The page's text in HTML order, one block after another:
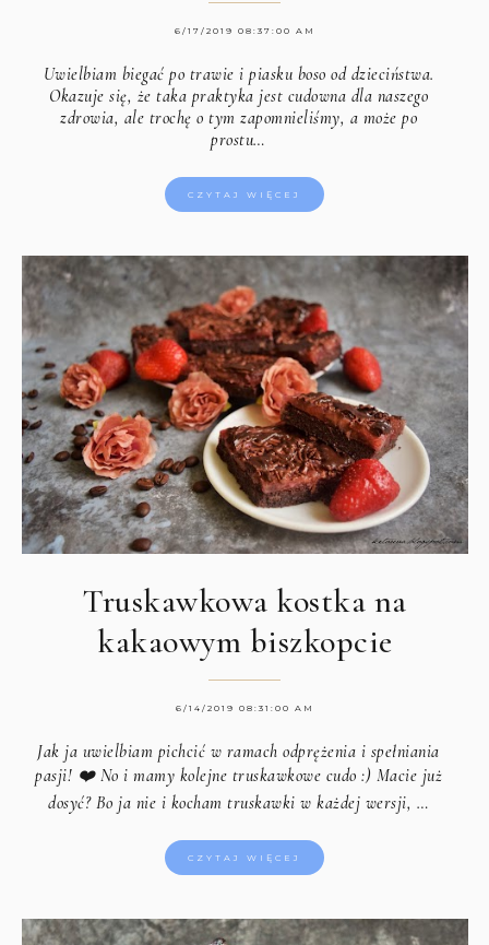
6/17/2019 08:37:00 AM
Uwielbiam biegać po trawie i piasku boso od dzieciństwa.
Okazuje się, że taka praktyka jest cudowna dla naszego
zdrowia, ale trochę o tym zapomnieliśmy, a może po
prostu…
CZYTAJ WIĘCEJ
Truskawkowa kostka na
kakaowym biszkopcie
6/14/2019 08:31:00 AM
Jak ja uwielbiam pichcić w ramach odprężenia i spełniania
pasji! ❤️ No i mamy kolejne truskawkowe cudo :) Macie już
dosyć? Bo ja nie i kocham truskawki w każdej wersji, …
CZYTAJ WIĘCEJ